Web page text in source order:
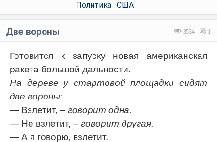
Политика | США
3534 1
Две вороны
Готовится к запуску новая американская
ракета большой дальности.
На дереве у стартовой площадки сидят
две вороны:
— Взлетит, – говорит одна.
— Не взлетит, – говорит другая.
— А я говорю, взлетит.